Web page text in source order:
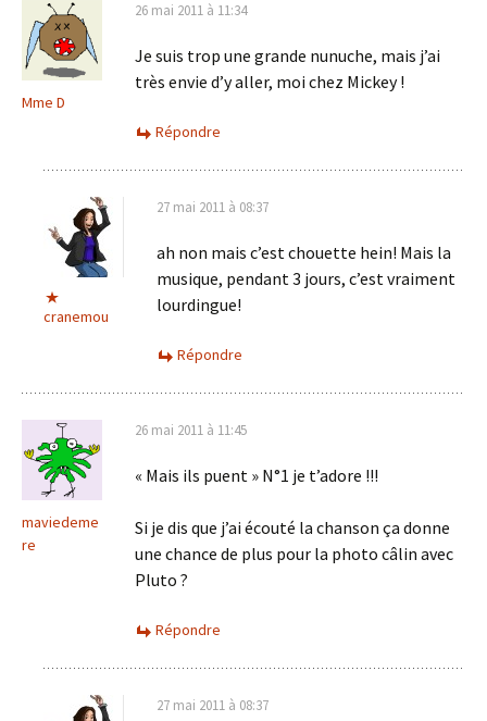
Mme D
26 mai 2011 à 11:34
Je suis trop une grande nunuche, mais j’ai
très envie d’y aller, moi chez Mickey !
Répondre
cranemou
27 mai 2011 à 08:37
ah non mais c’est chouette hein! Mais la
musique, pendant 3 jours, c’est vraiment
lourdingue!
Répondre
maviedeme
re
26 mai 2011 à 11:45
« Mais ils puent » N°1 je t’adore !!!
Si je dis que j’ai écouté la chanson ça donne
une chance de plus pour la photo câlin avec
Pluto ?
Répondre
27 mai 2011 à 08:37